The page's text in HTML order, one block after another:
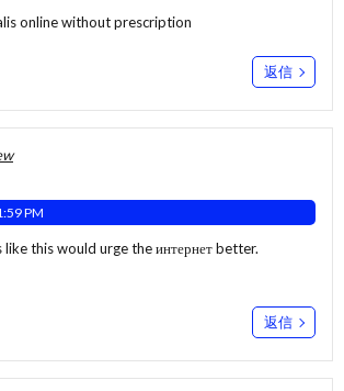
online without prescription
返信
PM
this would urge the интернет better.
返信